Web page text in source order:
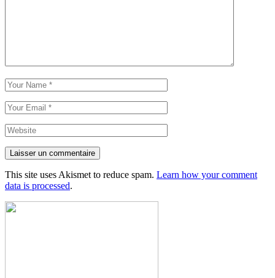
Laisser un commentaire
This site uses Akismet to reduce spam. Learn how your comment
data is processed.